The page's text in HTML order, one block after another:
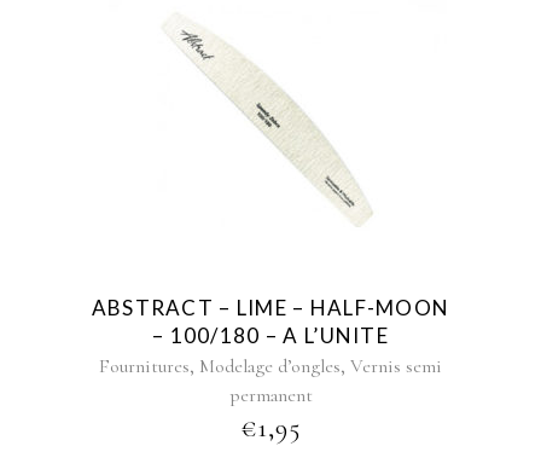
ABSTRACT – LIME – HALF-MOON
– 100/180 – A L’UNITE
Fournitures, Modelage d’ongles, Vernis semi
permanent
€1,95